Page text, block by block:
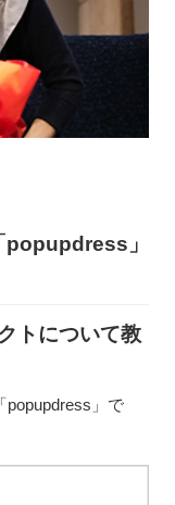
popupdress」
トについて教
popupdress」で